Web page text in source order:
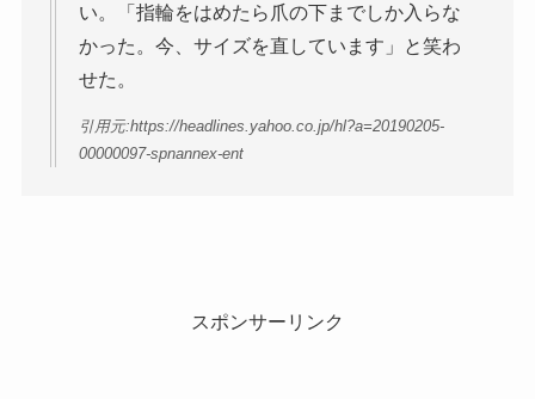
い。「指輪をはめたら爪の下までしか入らな
かった。今、サイズを直しています」と笑わ
せた。
引用元:https://headlines.yahoo.co.jp/hl?a=20190205-
00000097-spnannex-ent
スポンサーリンク